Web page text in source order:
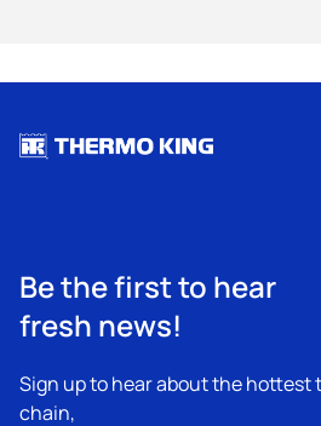
Be the first to hear
fresh news!
Sign up to hear about the hottest
chain,